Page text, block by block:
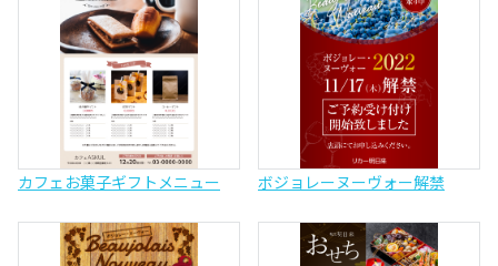
カフェお菓子ギフトメニュー ボジョレーヌーヴォー解禁